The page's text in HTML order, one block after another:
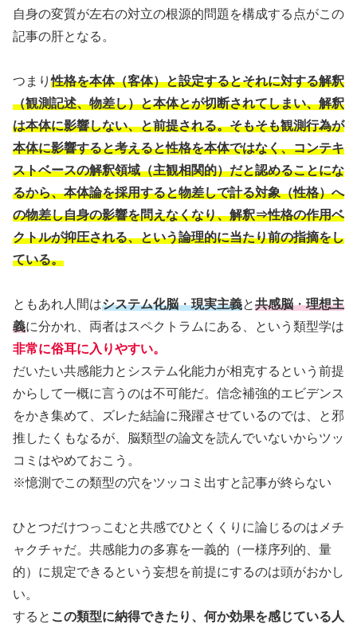
自身の変質が左右の対立の根源的問題を構成する点がこの
記事の肝となる。
つまり性格を本体（客体）と設定するとそれに対する解釈
（観測記述、物差し）と本体とが切断されてしまい、解釈
は本体に影響しない、と前提される。そもそも観測行為が
本体に影響すると考えると性格を本体ではなく、コンテキ
ストベースの解釈領域（主観相関的）だと認めることにな
るから、本体論を採用すると物差しで計る対象（性格）へ
の物差し自身の影響を問えなくなり、解釈⇒性格の作用ベ
クトルが抑圧される、という論理的に当たり前の指摘をし
ている。
ともあれ人間はシステム化脳・現実主義と共感脳・理想主
義に分かれ、両者はスペクトラムにある、という類型学は
非常に俗耳に入りやすい。
だいたい共感能力とシステム化能力が相克するという前提
からして一概に言うのは不可能だ。信念補強的エビデンス
をかき集めて、ズレた結論に飛躍させているのでは、と邪
推したくもなるが、脳類型の論文を読んでいないからツッ
コミはやめておこう。
※憶測でこの類型の穴をツッコミ出すと記事が終らない
ひとつだけつっこむと共感でひとくくりに論じるのはメチ
ャクチャだ。共感能力の多寡を一義的（一様序列的、量
的）に規定できるという妄想を前提にするのは頭がおかし
い。
すると この類型に納得できたり、何か効果を感じている人